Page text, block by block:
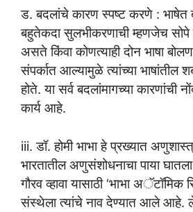
ड. बदलांचे कारण स्पष्ट करणे : भाषेत
बहुतेकदा सुलभीकरणाची म्हणजेच सोपे
असते किंवा कोणत्याही दोन भाषा
संपर्कात आल्यामुळे त्यांच्या भाषांतील
होते. या सर्व बदलांमागच्या कारणांची
कार्य आहे.
iii. डॉ. होमी भाभा हे प्रख्यात
भारतातील अणुसंशोधनाचा पाया घातला.
गौरव व्हावा यासाठी ‘भाभा अॅटॉमिक
संस्थेला त्यांचे नाव देण्यात आले